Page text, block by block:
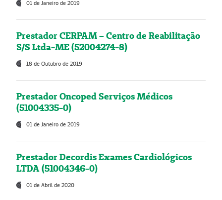
01 de Janeiro de 2019
Prestador CERPAM – Centro de Reabilitação
S/S Ltda-ME (52004274-8)
18 de Outubro de 2019
Prestador Oncoped Serviços Médicos
(51004335-0)
01 de Janeiro de 2019
Prestador Decordis Exames Cardiológicos
LTDA (51004346-0)
01 de Abril de 2020